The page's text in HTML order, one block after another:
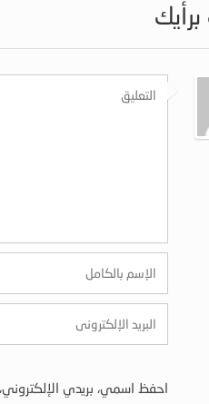
احفظ اسمي، بريدي